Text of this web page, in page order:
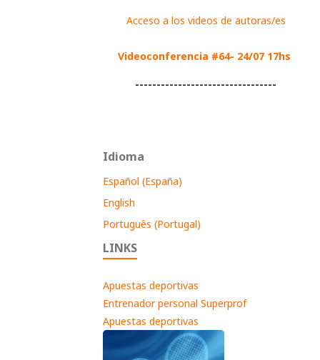
Acceso a los videos de autoras/es
Videoconferencia #64- 24/07 17hs
---------------------------------
Idioma
Español (España)
English
Português (Portugal)
LINKS
Apuestas deportivas
Entrenador personal Superprof
Apuestas deportivas